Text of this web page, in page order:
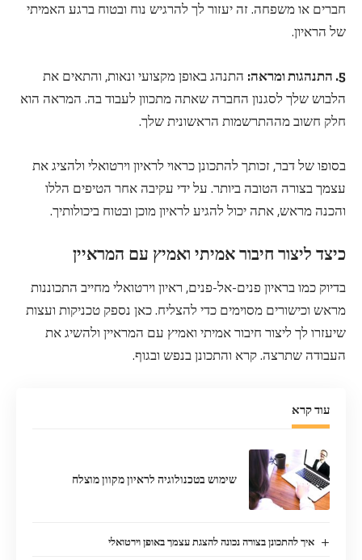
חברים או משפחה. זה יעזור לך להרגיש נוח ובטוח ברגע האמיתי
של הראיון.
5. התנהגות ומראה:
התנהג באופן מקצועי ונאות, והתאים את
הלבוש שלך לסגנון החברה שאתה מתכוון לעבוד בה. המראה הוא
חלק חשוב מההתרשמות הראשונית שלך.
בסופו של דבר, זכותך להתכונן כראוי לראיון וירטואלי ולהציג את
עצמך בצורה הטובה ביותר. על ידי עקיבה אחר הטיפים הללו
והכנה מראש, אתה יכול להגיע לראיון מוכן ובטוח ביכולותיך.
כיצד ליצור חיבור אמיתי ואמיץ עם המראיין
בדיוק כמו בראיון פנים-אל-פנים, ראיון וירטואלי מחייב התכוננות
מראש וכישורים מסוימים כדי להצליח. כאן נספק טכניקות ועצות
שיעזרו לך ליצור חיבור אמיתי ואמיץ עם המראיין ולהשיג את
העבודה שתרצה. קרא והתכונן בנפש ובגוף.
עוד קרא
שימוש בטכנולוגיה לראיון מקוון מוצלח
איך להתכונן בצורה נכונה להצגת עצמך באופן וירטואלי